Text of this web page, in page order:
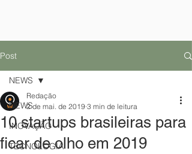
Post
NEWS
INOVAÇÃO
TECNOLOGIA
NEWS
10 startups brasileiras para
ficar de olho em 2019
Redação
2 de mai. de 2019 3 min de leitura